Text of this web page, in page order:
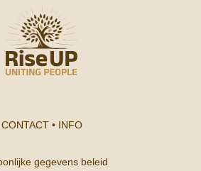
CONTACT • INFO
gegevens beleid